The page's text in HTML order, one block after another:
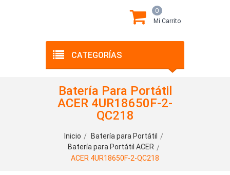
CATEGORÍAS
0
Mi Carrito
Batería Para Portátil
ACER 4UR18650F-2-
QC218
Inicio
Batería para Portátil
Batería para Portátil ACER
ACER 4UR18650F-2-QC218